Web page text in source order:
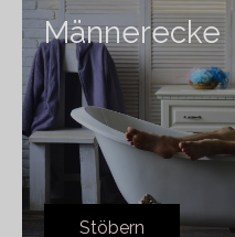
Männerecke
Stöbern